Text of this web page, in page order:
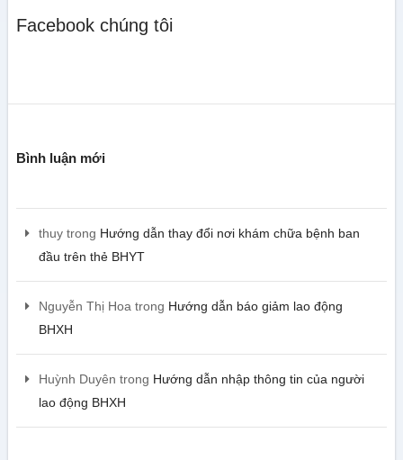
Facebook chúng tôi
Bình luận mới
thuytrong Hướng dẫn thay đổi nơi khám chữa bệnh ban
đầu trên thẻ BHYT
Nguyễn Thị Hoa trong Hướng dẫn báo giảm lao động
BHXH
Huỳnh Duyên trong Hướng dẫn nhập thông tin của người
lao động BHXH